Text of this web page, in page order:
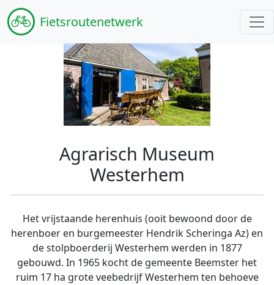
Fietsroutenetwerk
Agrarisch Museum
Westerhem
Het vrijstaande herenhuis (ooit bewoond door de
herenboer en burgemeester Hendrik Scheringa Az) en
de stolpboerderij Westerhem werden in 1877
gebouwd. In 1965 kocht de gemeente Beemster het
ruim 17 ha grote veebedrijf Westerhem ten behoeve